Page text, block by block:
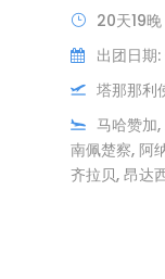
20天19晚
出团日期
塔那那利
马哈赞加
南佩楚察, 阿
齐拉贝, 昂达